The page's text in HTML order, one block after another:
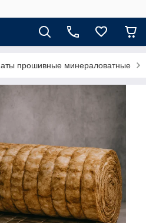
прошивные минераловатные